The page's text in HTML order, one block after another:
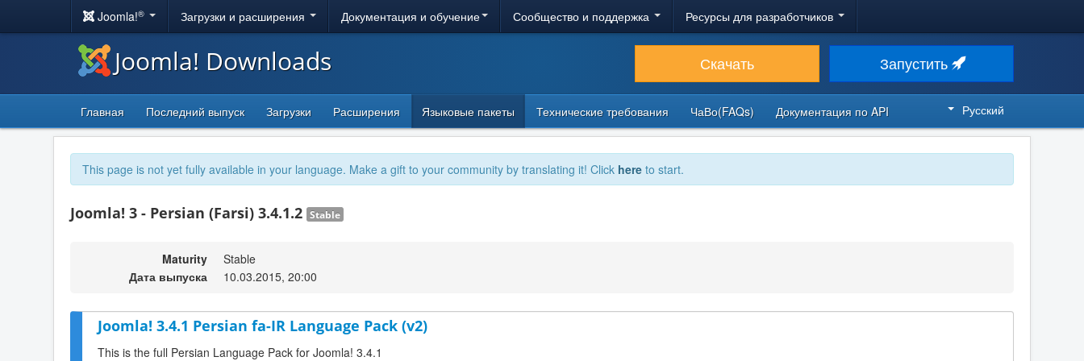
Joomla!® Загрузки и расширения Документация и обучение Сообщество и поддержка Ресурсы для разработчиков
Joomla! Downloads Скачать Запустить
Главная Последний выпуск Загрузки Расширения Языковые пакеты Технические требования ЧаВо(FAQs) Документация по API Русский
This page is not yet fully available in your language. Make a gift to your community by translating it! Click here to start.
Joomla! 3 - Persian (Farsi) 3.4.1.2 Stable
Maturity
Stable
Дата выпуска
10.03.2015, 20:00
Joomla! 3.4.1 Persian fa-IR Language Pack (v2)
This is the full Persian Language Pack for Joomla! 3.4.1